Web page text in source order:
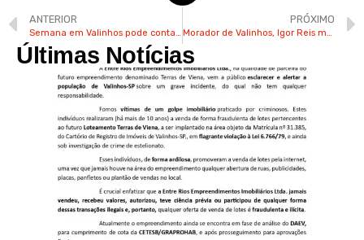
ANTERIOR PRÓXIMO
Últimas Notícias